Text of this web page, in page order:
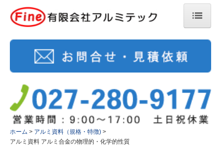
ホーム
会社案内
環境対策
アルミ加工品製作
出荷時の梱包方法について
ホーム
アルミ資料（規格・特徴)
アルミ資料 アルミ合金の物理的・化学的性質